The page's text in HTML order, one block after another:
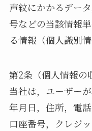
声紋にかかるデー
号などの当該情報
る情報（個人識別
第2条（個人情報の
当社は，ユーザー
年月日，住所，電
口座番号，クレジ